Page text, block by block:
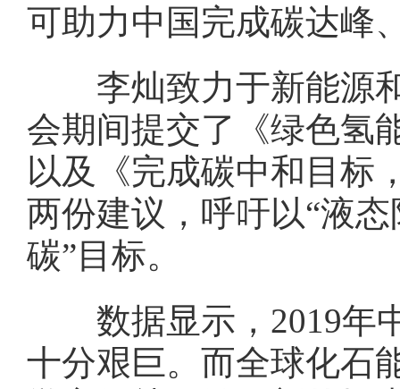
可助力中国完成碳达峰
李灿致力于新能源和
会期间提交了《绿色氢
以及《完成碳中和目标
两份建议，呼吁以“液
碳”目标。
数据显示，2019年中
十分艰巨。而全球化石